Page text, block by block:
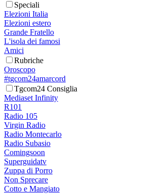
Speciali
Elezioni Italia
Elezioni estero
Grande Fratello
L'isola dei famosi
Amici
Rubriche
Oroscopo
#tgcom24amarcord
Tgcom24 Consiglia
Mediaset Infinity
R101
Radio 105
Virgin Radio
Radio Montecarlo
Radio Subasio
Comingsoon
Superguidatv
Zuppa di Porro
Non Sprecare
Cotto e Mangiato